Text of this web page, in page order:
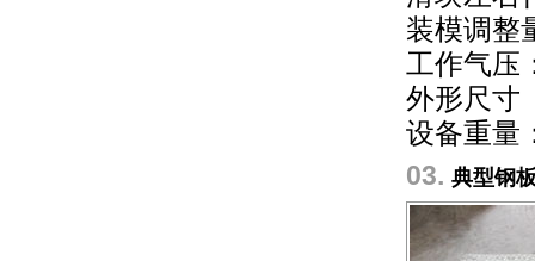
装模调整
工作气压
外形尺寸
设备重量
03. 典型钢